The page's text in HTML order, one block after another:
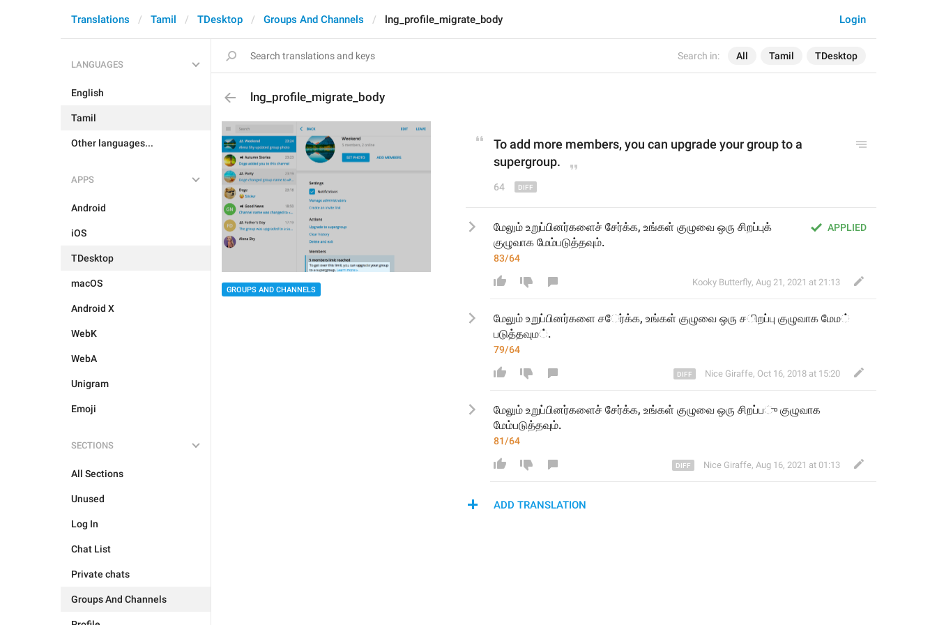
Search in: All Tamil TDesktop
Login
Translations Tamil TDesktop Groups And Channels lng_profile_migrate_body
LANGUAGES
English
Tamil
Other languages...
APPS
Android
iOS
TDesktop
macOS
Android X
WebK
WebA
Unigram
Emoji
SECTIONS
All Sections
Unused
Log In
Chat List
Private chats
Groups And Channels
lng_profile_migrate_body
GROUPS AND CHANNELS
To add more members, you can upgrade your group to a
supergroup.
64
APPLIED
மேலும் உறுப்பினர்களைச் சேர்க்க, உங்கள் குழுவை ஒரு சிறப்புக்
குழுவாக மேம்படுத்தவும்.
83/64
Kooky Butterfly, Aug 21, 2021 at 21:13
மேலும் உறுப்பினர்களை ச ேர்க்க, உங்கள குழுவை ஒரு ச ிறப்பு குழுவாக மம
்படுத்தவும ்.
79/64
Nice Giraffe, Oct 16, 2018 at 15:20
மேலும் உறுப்பினர்களைச் சேர்க்க, உங்கள் குழுவை ஒரு சிறப்ப ு கழுவாக
மேம்படுத்தவும்.
81/64
Nice Giraffe, Aug 16, 2021 at 01:13
ADD TRANSLATION